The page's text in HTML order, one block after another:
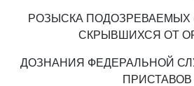
РОЗЫСКА
СКРЫВШИХСЯ ОТ
ДОЗНАНИЯ ФЕДЕРАЛЬНОЙ
ПРИСТАВОВ